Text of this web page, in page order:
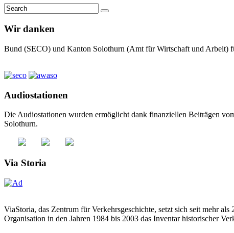
Wir danken
Bund (SECO) und Kanton Solothurn (Amt für Wirtschaft und Arbeit)
Audiostationen
Die Audiostationen wurden ermöglicht dank finanziellen Beiträgen
Solothurn.
Via Storia
ViaStoria, das Zentrum für Verkehrsgeschichte, setzt sich seit mehr
Organisation in den Jahren 1984 bis 2003 das Inventar historischer